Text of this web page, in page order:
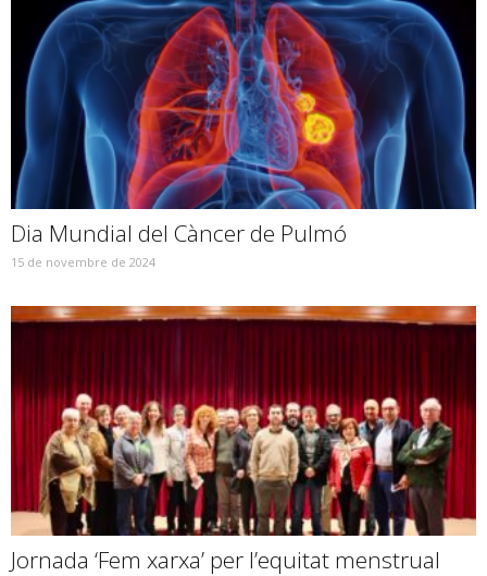
Dia Mundial del Càncer de Pulmó
15 de novembre de 2024
Jornada ‘Fem xarxa’ per l’equitat menstrual